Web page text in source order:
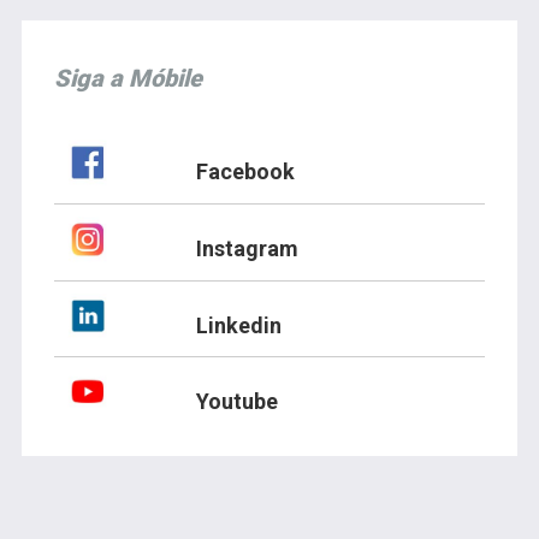
Siga a Móbile
Facebook
Instagram
Linkedin
Youtube